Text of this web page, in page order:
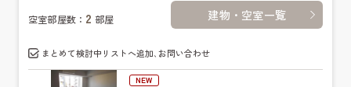
空室部屋数： 2 部屋 建物・空室一覧
まとめて検討中リストへ追加､お問い合わせ
NEW